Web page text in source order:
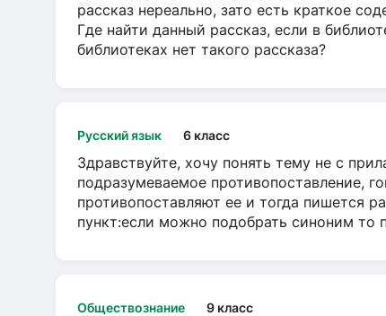
рассказ нереально, зато есть краткое
Где найти данный рассказ, если в
библиотеках нет такого рассказа?
Русский язык 6 класс
Здравствуйте, хочу понять тему не с
подразумеваемое противопоставление,
противопоставляют ее и тогда пишется
пункт:если можно подобрать синоним то
Обществознание 9 класс